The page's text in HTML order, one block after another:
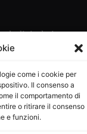
come i cookie per
Il consenso a
il comportamento di
o ritirare il consenso
e funzioni.